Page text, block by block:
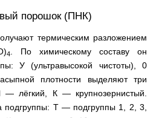
порошок (ПНК)
термическим разложением
4
. По химическому составу он
У (ультравысокой чистоты), 0
плотности выделяют три
лёгкий, К — крупнозернистый.
подгруппы: Т — подгруппы 1, 2, 3,